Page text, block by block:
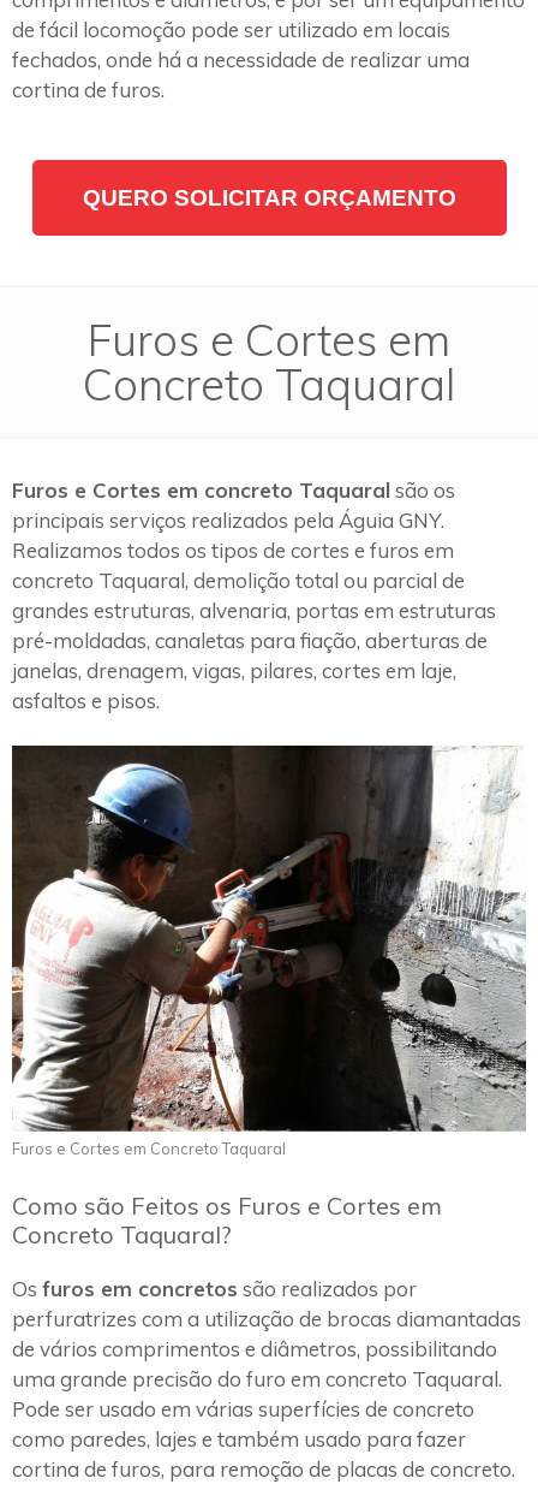
de fácil locomoção pode ser utilizado em locais
fechados, onde há a necessidade de realizar uma
cortina de furos.
QUERO SOLICITAR ORÇAMENTO
Furos e Cortes em
Concreto Taquaral
Furos e Cortes em concreto Taquaral são os
principais serviços realizados pela Águia GNY.
Realizamos todos os tipos de cortes e furos em
concreto Taquaral, demolição total ou parcial de
grandes estruturas, alvenaria, portas em estruturas
pré-moldadas, canaletas para fiação, aberturas de
janelas, drenagem, vigas, pilares, cortes em laje,
asfaltos e pisos.
Furos e Cortes em Concreto Taquaral
Como são Feitos os Furos e Cortes em
Concreto Taquaral?
Os furos em concretos são realizados por
perfuratrizes com a utilização de brocas diamantadas
de vários comprimentos e diâmetros, possibilitando
uma grande precisão do furo em concreto Taquaral.
Pode ser usado em várias superfícies de concreto
como paredes, lajes e também usado para fazer
cortina de furos, para remoção de placas de concreto.